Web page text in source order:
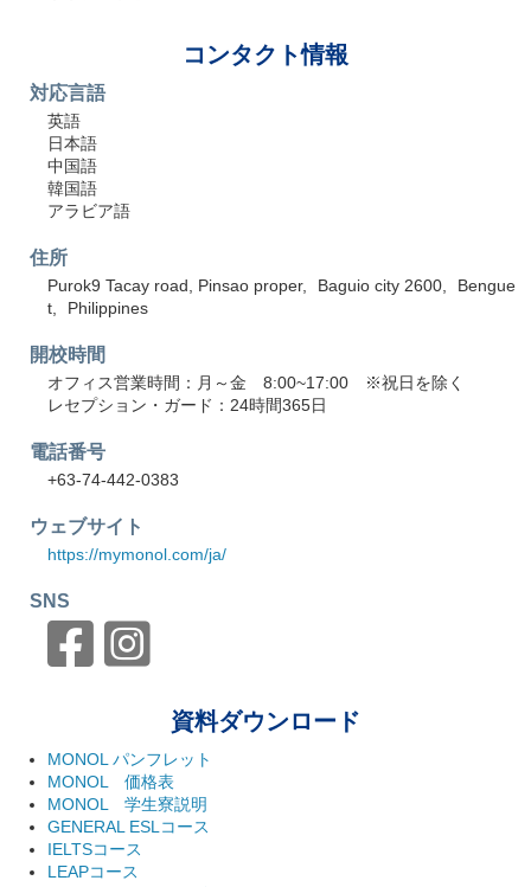
コンタクト情報
対応言語
英語
日本語
中国語
韓国語
アラビア語
住所
Purok9 Tacay road, Pinsao proper Baguio city 2600
Bengue
t
Philippines
開校時間
オフィス営業時間：月～金 8:00~17:00 ※祝日を除く
レセプション・ガード：24時間365日
電話番号
+63-74-442-0383
ウェブサイト
https://mymonol.com/ja/
SNS
資料ダウンロード
MONOL パンフレット
MONOL 価格表
MONOL 学生寮説明
GENERAL ESLコース
IELTSコース
LEAPコース